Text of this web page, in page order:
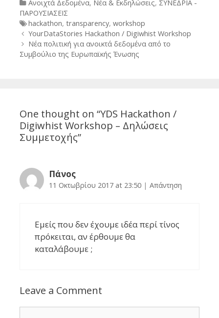
Categories
Ανοιχτά Δεδομένα, Νέα & Εκδηλώσεις, ΣΥΝΕΔΡΙΑ -
ΠΑΡΟΥΣΙΑΣΕΙΣ
Tags
hackathon, transparency, workshop
Post
navigation
YourDataStories Hackathon / Digiwhist Workshop
Νέα πολιτική για ανοικτά δεδομένα από το
Συμβούλιο της Ευρωπαϊκής Ένωσης
One thought on “YDS Hackathon /
Digiwhist Workshop – Δηλώσεις
Συμμετοχής”
Πάνος
11 Οκτωβρίου 2017 at 23:50 | Απάντηση
Εμείς που δεν έχουμε ιδέα περί τίνος
πρόκειται, αν έρθουμε θα
καταλάβουμε ;
Leave a Comment